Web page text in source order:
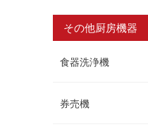
その他厨房機器
食器洗浄機
券売機